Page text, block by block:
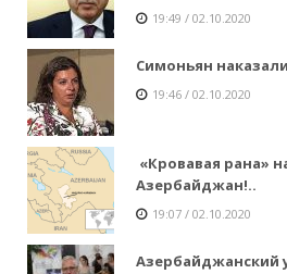
19:49 / 02.10.2020
Симоньян наказали
19:46 / 02.10.2020
«Кровавая рана»
Азербайджан!..
19:07 / 02.10.2020
Азербайджанский